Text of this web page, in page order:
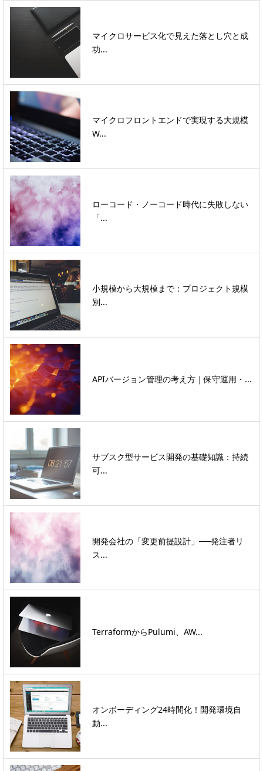
マイクロサービス化で見えた落とし穴と成
功...
マイクロフロントエンドで実現する大規模
W...
ローコード・ノーコード時代に失敗しない
「...
小規模から大規模まで：プロジェクト規模
別...
APIバージョン管理の考え方｜保守運用・...
サブスク型サービス開発の基礎知識：持続
可...
開発会社の「変更前提設計」──発注者リ
ス...
TerraformからPulumi、AW...
オンボーディング24時間化！開発環境自
動...